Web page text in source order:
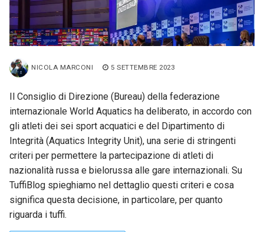
NICOLA MARCONI 5 SETTEMBRE 2023
Il Consiglio di Direzione (Bureau) della federazione
internazionale World Aquatics ha deliberato, in accordo con
gli atleti dei sei sport acquatici e del Dipartimento di
Integrità (Aquatics Integrity Unit), una serie di stringenti
criteri per permettere la partecipazione di atleti di
nazionalità russa e bielorussa alle gare internazionali. Su
TuffiBlog spieghiamo nel dettaglio questi criteri e cosa
significa questa decisione, in particolare, per quanto
riguarda i tuffi.